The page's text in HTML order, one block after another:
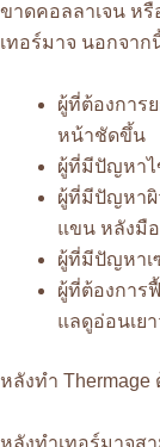
ขาดคอลลาเจน ห
เทอร์มาจ นอกจาก
ผู้ที่ต้องการ
หน้าชัดขึ้น
ผู้ที่มีปัญหาไ
ผู้ที่มีปัญหาผิ
แขน หลังมือ
ผู้ที่มีปัญหาเ
ผู้ที่ต้องการ
แลดูอ่อนเย
หลังทำ Thermage
หลังทำเทอร์มาจส